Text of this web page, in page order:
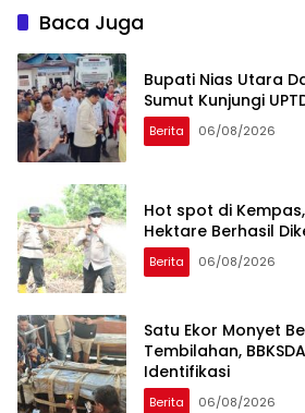
Baca Juga
Bupati Nias Utara
Sumut Kunjungi
Berita 06/08/2026
Hot spot di
Hektare Berhasil
Berita 06/08/2026
Satu Ekor Monyet
Tembilahan,
Identifikasi
Berita 06/08/2026